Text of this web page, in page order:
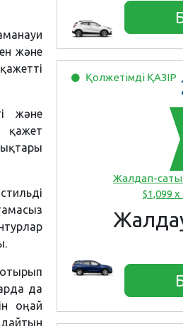
Қолжетімді ҚАЗІР
Жалдап-
$1,099 x
және
және
қажет
да
оңай